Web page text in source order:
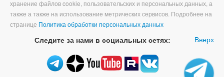
хранение файлов cookie, пользовательских и персональных данных, а
также а также на использование метрических сервисов. Подробнее на
странице Политика обработки персональных данных
Вверх
Следите за нами в социальных сетях: